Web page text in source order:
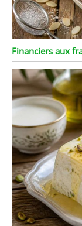
Financiers aux